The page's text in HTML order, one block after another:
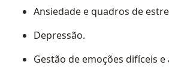
Ansiedade e quadros de
Depressão.
Gestão de emoções difíceis